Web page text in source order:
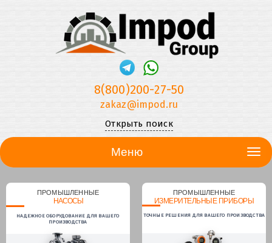
8(800)200-27-50
zakaz@impod.ru
Открыть поиск
Меню
ПРОМЫШЛЕННЫЕ
НАСОСЫ
НАДЕЖНОЕ ОБОРУДОВАНИЕ ДЛЯ ВАШЕГО
ПРОИЗВОДСТВА
ПРОМЫШЛЕННЫЕ
ИЗМЕРИТЕЛЬНЫЕ ПРИБОРЫ
ТОЧНЫЕ РЕШЕНИЯ ДЛЯ ВАШЕГО ПРОИЗВОДСТВА